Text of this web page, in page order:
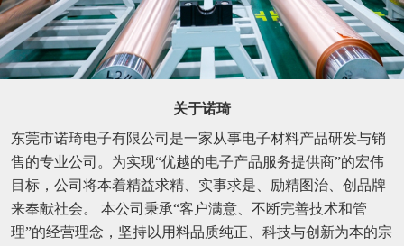
关于诺琦
东莞市诺琦电子有限公司是一家从事电子材料产品研发与销
售的专业公司。为实现“优越的电子产品服务提供商”的宏伟
目标，公司将本着精益求精、实事求是、励精图治、创品牌
来奉献社会。 本公司秉承“客户满意、不断完善技术和管
理”的经营理念，坚持以用料品质纯正、科技与创新为本的宗